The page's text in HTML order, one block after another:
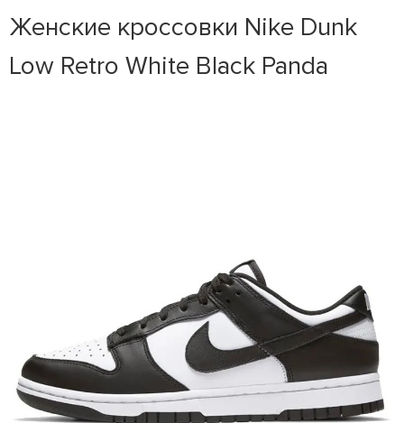
Женские кроссовки Nike Dunk
Low Retro White Black Panda